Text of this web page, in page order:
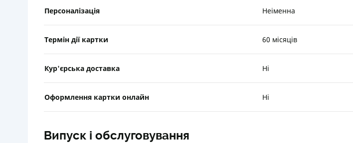
Персоналізація Неіменна
Термін дії картки 60 місяців
Кур'єрська доставка Ні
Оформлення картки онлайн Ні
Випуск і обслуговування